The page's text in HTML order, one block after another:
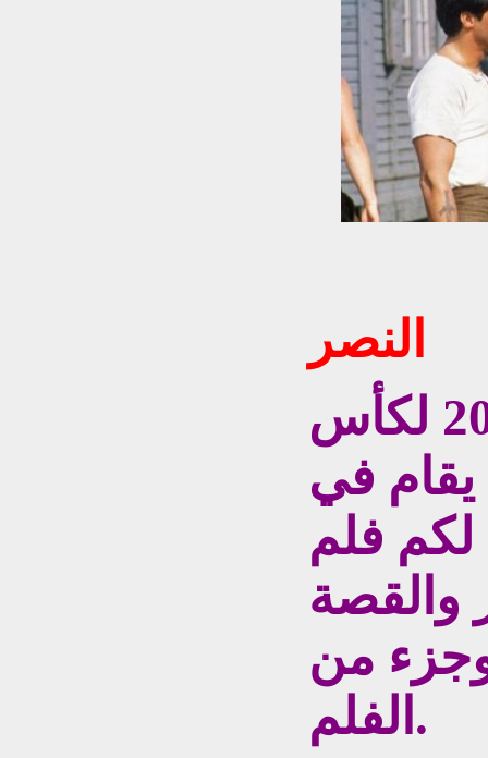
النصر
بمناسبة مونديال 2014 لكأس
يقام في
لكم فلم
والقصة
من
الفلم.